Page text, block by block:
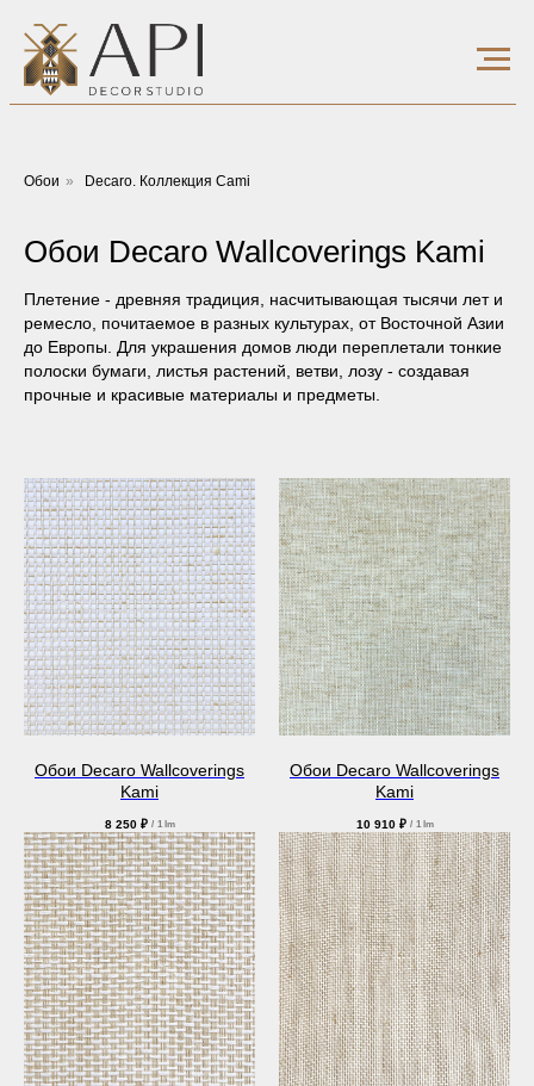
Обои » Decaro. Коллекция Cami
Обои Decaro Wallcoverings Kami
Плетение - древняя традиция, насчитывающая тысячи лет и
ремесло, почитаемое в разных культурах, от Восточной Азии
до Европы. Для украшения домов люди переплетали тонкие
полоски бумаги, листья растений, ветви, лозу - создавая
прочные и красивые материалы и предметы.
Обои Decaro Wallcoverings
Kami
8 250 ₽ / 1 lm
Обои Decaro Wallcoverings
Kami
10 910 ₽ / 1 lm